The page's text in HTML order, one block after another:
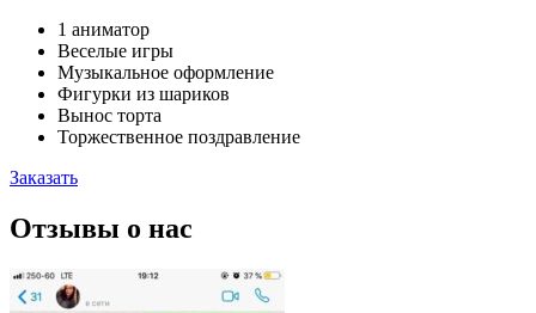
1 аниматор
Веселые игры
Музыкальное оформление
Фигурки из шариков
Вынос торта
Торжественное поздравление
Заказать
Отзывы о нас